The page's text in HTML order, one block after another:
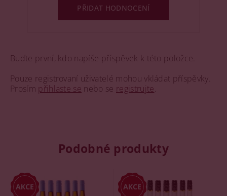
Buďte první, kdo napíše příspěvek k této položce.
Pouze registrovaní uživatelé mohou vkládat příspěvky.
Prosím přihlaste se nebo se registrujte
PŘIDAT HODNOCENÍ
Podobné produkty